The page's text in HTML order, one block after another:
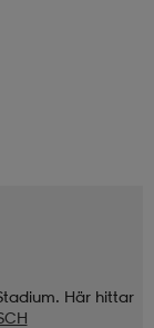
Här hittar